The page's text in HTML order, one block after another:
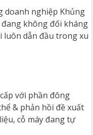
doanh nghiệp Khủng
không đối kháng
luôn dẫn đầu trong xu
với phần đông
& phản hồi đề xuất
cỗ máy đang tự